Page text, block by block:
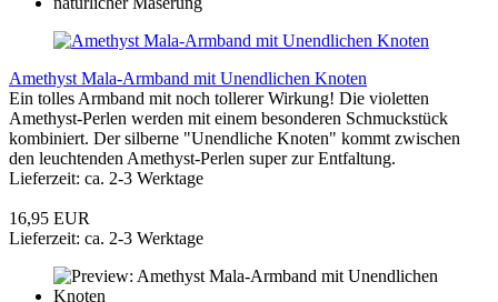
Amethyst Mala-Armband mit Unendlichen Knoten
Ein tolles Armband mit noch tollerer Wirkung! Die violetten
Amethyst-Perlen werden mit einem besonderen Schmuckstück
kombiniert. Der silberne "Unendliche Knoten" kommt zwischen
den leuchtenden Amethyst-Perlen super zur Entfaltung.
Lieferzeit: ca. 2-3 Werktage
16,95 EUR
Lieferzeit: ca. 2-3 Werktage